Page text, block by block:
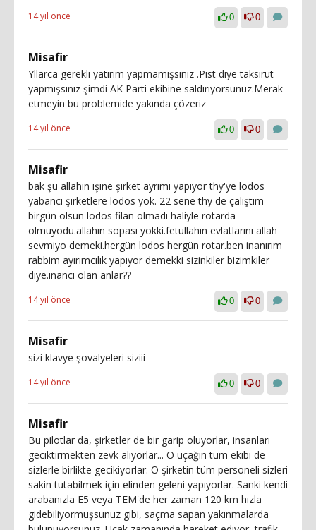
14 yıl önce 0 0
Misafir
Yllarca gerekli yatırım yapmamişsınız .Pist diye taksirut
yapmışsınız şimdi AK Parti ekibine saldırıyorsunuz.Merak
etmeyin bu problemide yakında çözeriz
14 yıl önce 0 0
Misafir
bak şu allahın işine şirket ayrımı yapıyor thy'ye lodos
yabancı şirketlere lodos yok. 22 sene thy de çalıştım
birgün olsun lodos filan olmadı haliyle rotarda
olmuyodu.allahın sopası yokki.fetullahın evlatlarını allah
sevmiyo demeki.hergün lodos hergün rotar.ben inanırım
rabbim ayırımcılık yapıyor demekki sizinkiler bizimkiler
diye.inancı olan anlar??
14 yıl önce 0 0
Misafir
sizi klavye şovalyeleri siziii
14 yıl önce 0 0
Misafir
Bu pilotlar da, şirketler de bir garip oluyorlar, insanları
geciktirmekten zevk alıyorlar... O uçağın tüm ekibi de
sizlerle birlikte gecikiyorlar. O şirketin tüm personeli sizleri
sakin tutabilmek için elinden geleni yapıyorlar. Sanki kendi
arabanızla E5 veya TEM'de her zaman 120 km hızla
gidebiliyormuşsunuz gibi, saçma sapan yakınmalarda